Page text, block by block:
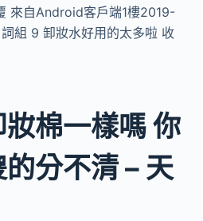
來自Android客戶端1樓2019-
組 9 卸妝水好用的太多啦 收
棉一樣嗎 你
分不清 – 天